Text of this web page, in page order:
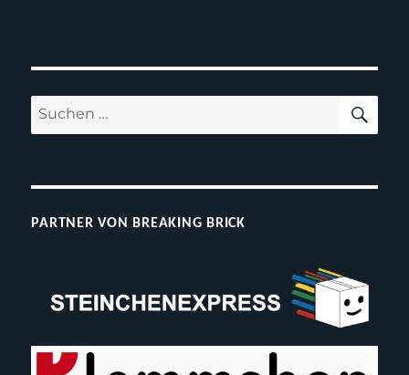
Suchen
nach:
PARTNER VON BREAKING BRICK